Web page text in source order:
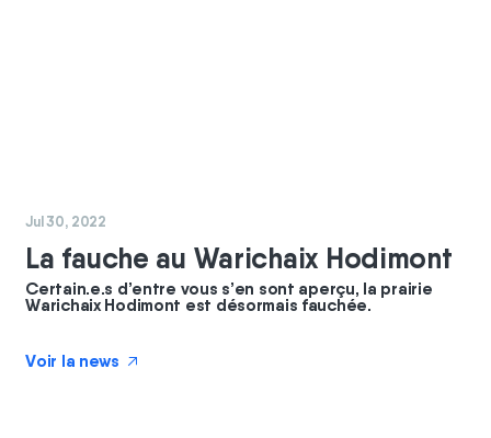
#chantier
Jul 30, 2022
La fauche au Warichaix Hodimont
Certain.e.s d’entre vous s’en sont aperçu, la prairie
Warichaix Hodimont est désormais fauchée.
Voir la news ↗